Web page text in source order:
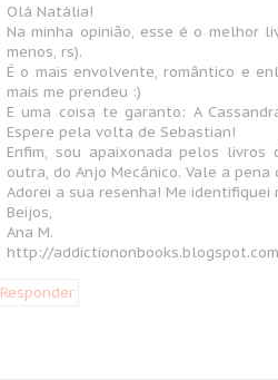
Olá Natália!
Na minha opinião, esse é o melhor
menos, rs).
É o mais envolvente, romântico e
mais me prendeu :)
E uma coisa te garanto: A
Espere pela volta de Sebastian!
Enfim, sou apaixonada pelos
outra, do Anjo Mecânico. Vale a pena
Adorei a sua resenha! Me identifiquei
Beijos,
Ana M.
http://
Responder